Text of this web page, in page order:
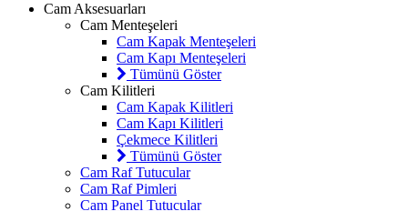
Cam Aksesuarları
Cam Menteşeleri
Cam Kapak Menteşeleri
Cam Kapı Menteşeleri
Tümünü Göster
Cam Kilitleri
Cam Kapak Kilitleri
Cam Kapı Kilitleri
Çekmece Kilitleri
Tümünü Göster
Cam Raf Tutucular
Cam Raf Pimleri
Cam Panel Tutucular